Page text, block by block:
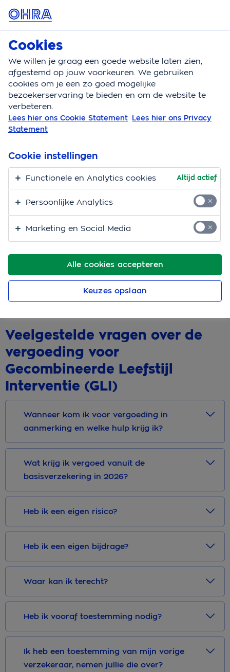
MENU
Zorgverzekering
Zorgverzekering Vergoeding Gli
Vergoeding
Gecombineerde
Leefstijl Interventie
(GLI)
Hier vind je alle informatie over de vergoeding voor
Gecombineerde Leefstijl Interventie (GLI). Huisartsen
kunnen mensen met een gezondheidsrisico door
overgewicht doorverwijzen. Deze Gecombineerde
van overgewicht. Vooral door onder begeleiding
minder te eten en meer te bewegen. Daarnaast is er
psychologische ondersteuning om te werken aan
gedragsverandering.
Veelgestelde vragen over de
vergoeding voor
Gecombineerde Leefstijl
Interventie (GLI)
Wanneer kom ik voor vergoeding in
aanmerking en welke hulp krijg ik?
Wat krijg ik vergoed vanuit de
basisverzekering in 2026?
Heb ik een eigen risico?
Heb ik een eigen bijdrage?
Waar kan ik terecht?
Heb ik vooraf toestemming nodig?
Ik heb een toestemming van mijn vorige
verzekeraar, nemen jullie die over?
Cookies
We willen je graag een goede website laten zien,
afgestemd op jouw voorkeuren. We gebruiken
cookies om je een zo goed mogelijke
bezoekerservaring te bieden en om de website te
verbeteren.
Lees hier ons Cookie Statement Lees hier ons Privacy
Statement
Alle cookies accepteren
Cookie instellingen
Functionele en Analytics cookies Altijd actief
Persoonlijke Analytics
Marketing en Social Media
Keuzes opslaan